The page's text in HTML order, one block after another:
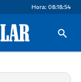
Hora: 08:18:55